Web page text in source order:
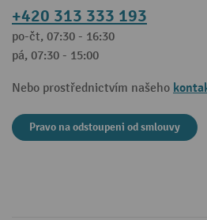
+420 313 333 193
po-čt, 07:30 - 16:30
pá, 07:30 - 15:00
Nebo prostřednictvím našeho
Pravo na odstoupeni od smlouvy